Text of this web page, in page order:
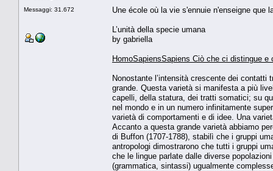
Messaggi: 31.672
Une école où la vie s'ennuie n'enseigne que
L’unità della specie umana
by gabriella
HomoSapiensSapiens Ciò che ci distingue e
Nonostante l’intensità crescente dei contatti
grande. Questa varietà si manifesta a più
capelli, della statura, dei tratti somatici; su
nel mondo e in un numero infinitamente
varietà di comportamenti e di idee. Una
Accanto a questa grande varietà abbiamo
di Buffon (1707-1788), stabilì che i gruppi
antropologi dimostrarono che tutti i gruppi
che le lingue parlate dalle diverse
(grammatica, sintassi) ugualmente